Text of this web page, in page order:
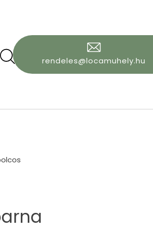
rendeles@locamuhely.hu